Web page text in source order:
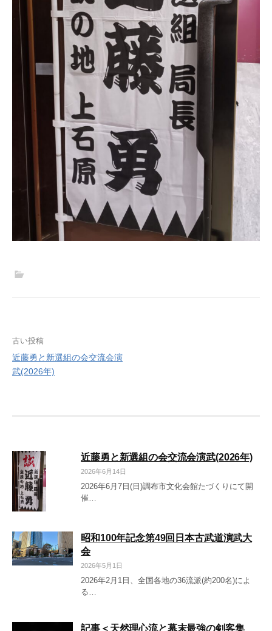
投
稿
ー
シ
ョ
古い投稿
近藤勇と新選組の会交流会演
武(2026年)
近藤勇と新選組の会交流会演武(2026年)
2026年6月14日
2026年6月7日(日)調布市文化会館たづくりにて開
催…
昭和100年記念第49回日本古武道演武大
会
2026年5月1日
2026年2月1日、全国各地の36流派(約200名)によ
る…
記事＜天然理心流と幕末最強の剣客集